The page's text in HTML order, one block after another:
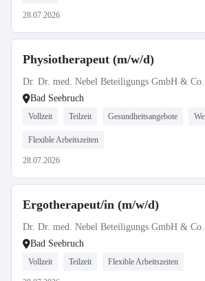
28.07.2026
Physiotherapeut (m/w/d)
Dr. Dr. med. Nebel Beteiligungs GmbH &
Bad Seebruch
Vollzeit Teilzeit Gesundheitsangebote
Flexible Arbeitszeiten
28.07.2026
Ergotherapeut/in (m/w/d)
Dr. Dr. med. Nebel Beteiligungs GmbH &
Bad Seebruch
Vollzeit Teilzeit Flexible Arbeitszeiten